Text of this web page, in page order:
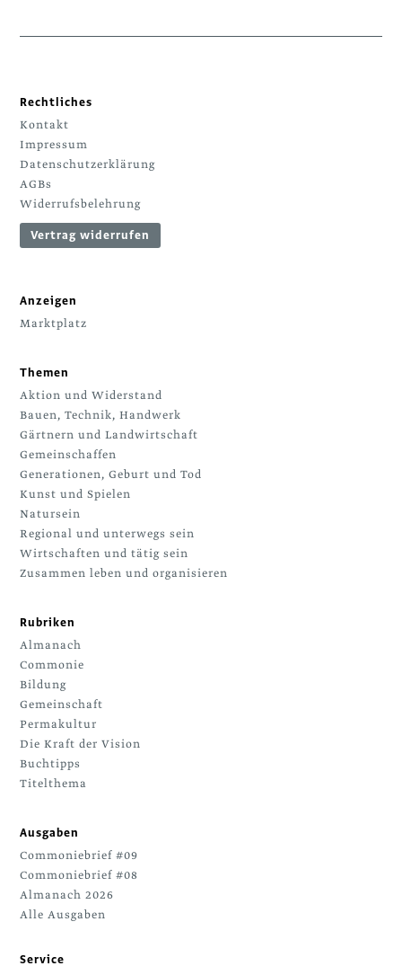
Rechtliches
Kontakt
Impressum
Datenschutzerklärung
AGBs
Widerrufsbelehrung
Vertrag widerrufen
Anzeigen
Marktplatz
Themen
Aktion und Widerstand
Bauen, Technik, Handwerk
Gärtnern und Landwirtschaft
Gemeinschaffen
Generationen, Geburt und Tod
Kunst und Spielen
Natursein
Regional und unterwegs sein
Wirtschaften und tätig sein
Zusammen leben und organisieren
Rubriken
Almanach
Commonie
Bildung
Gemeinschaft
Permakultur
Die Kraft der Vision
Buchtipps
Titelthema
Ausgaben
Commoniebrief #09
Commoniebrief #08
Almanach 2026
Alle Ausgaben
Service